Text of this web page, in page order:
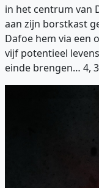
in het centrum van
aan zijn borstkast
Dafoe hem via een
vijf potentieel
einde brengen… 4,